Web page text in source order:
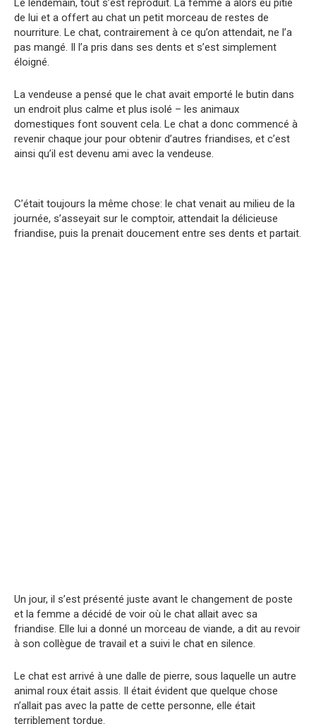
Le lendemain, tout s’est reproduit. La femme a alors eu pitié
de lui et a offert au chat un petit morceau de restes de
nourriture. Le chat, contrairement à ce qu’on attendait, ne l’a
pas mangé. Il l’a pris dans ses dents et s’est simplement
éloigné.
La vendeuse a pensé que le chat avait emporté le butin dans
un endroit plus calme et plus isolé – les animaux
domestiques font souvent cela. Le chat a donc commencé à
revenir chaque jour pour obtenir d’autres friandises, et c’est
ainsi qu’il est devenu ami avec la vendeuse.
C’était toujours la même chose: le chat venait au milieu de la
journée, s’asseyait sur le comptoir, attendait la délicieuse
friandise, puis la prenait doucement entre ses dents et partait.
Un jour, il s’est présenté juste avant le changement de poste
et la femme a décidé de voir où le chat allait avec sa
friandise. Elle lui a donné un morceau de viande, a dit au revoir
à son collègue de travail et a suivi le chat en silence.
Le chat est arrivé à une dalle de pierre, sous laquelle un autre
animal roux était assis. Il était évident que quelque chose
n’allait pas avec la patte de cette personne, elle était
terriblement tordue.